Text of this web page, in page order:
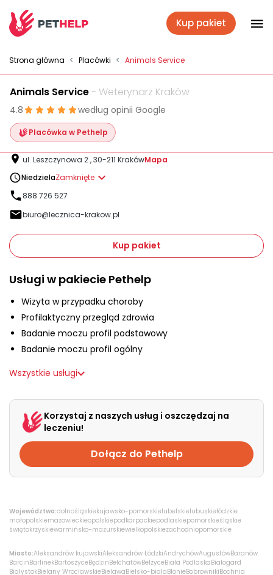
+48 790 277 277
Pakiety weterynaryjne
Ubezpieczenie psa i kota
Benefit dla firm
O nas
Placówki
Kup pakiet
Strona główna < Placówki < Animals Service
Animals Service- Weterynarz Kraków
4.8 według opinii Google
Placówka w Pethelp
ul. Leszczynowa 2 , 30-211 KrakówMapa
NiedzielaZamknięte
888 726 527
biuro@lecznica-krakow.pl
Kup pakiet
Usługi w pakiecie Pethelp
Wizyta w przypadku choroby
Profilaktyczny przegląd zdrowia
Badanie moczu profil podstawowy
Badanie moczu profil ogólny
Wszystkie usługi
Korzystaj z naszych usług i oszczędzaj na
leczeniu!
Dołącz do Pethelp
Województwa:dolnośląskiekujawsko-pomorskielubelskielubuskiełódzkie
małopolskiemazowieckieopolskiepodkarpackiepodlaskiepomorskieśląskie
świętokrzyskiewarmińsko-mazurskiewielkopolskiezachodniopomorskie
Miasto:Aleksandrów kujawskiAleksandrów ŁódzkiAndrychówAugustówBaranów
BarcinBarlinekBartoszyceBędzinBełchatówBełżyceBiała PodlaskaBiałogard
BiałystokBielany WrocławskieBielawaBielsko-białaBłonieBobrownikiBochnia